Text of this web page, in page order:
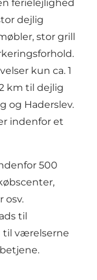
ferielejlighed
dejlig
stor grill
kun ca. 1
km til dejlig
og Haderslev.
indenfor et
500
osv.
til
til værelserne